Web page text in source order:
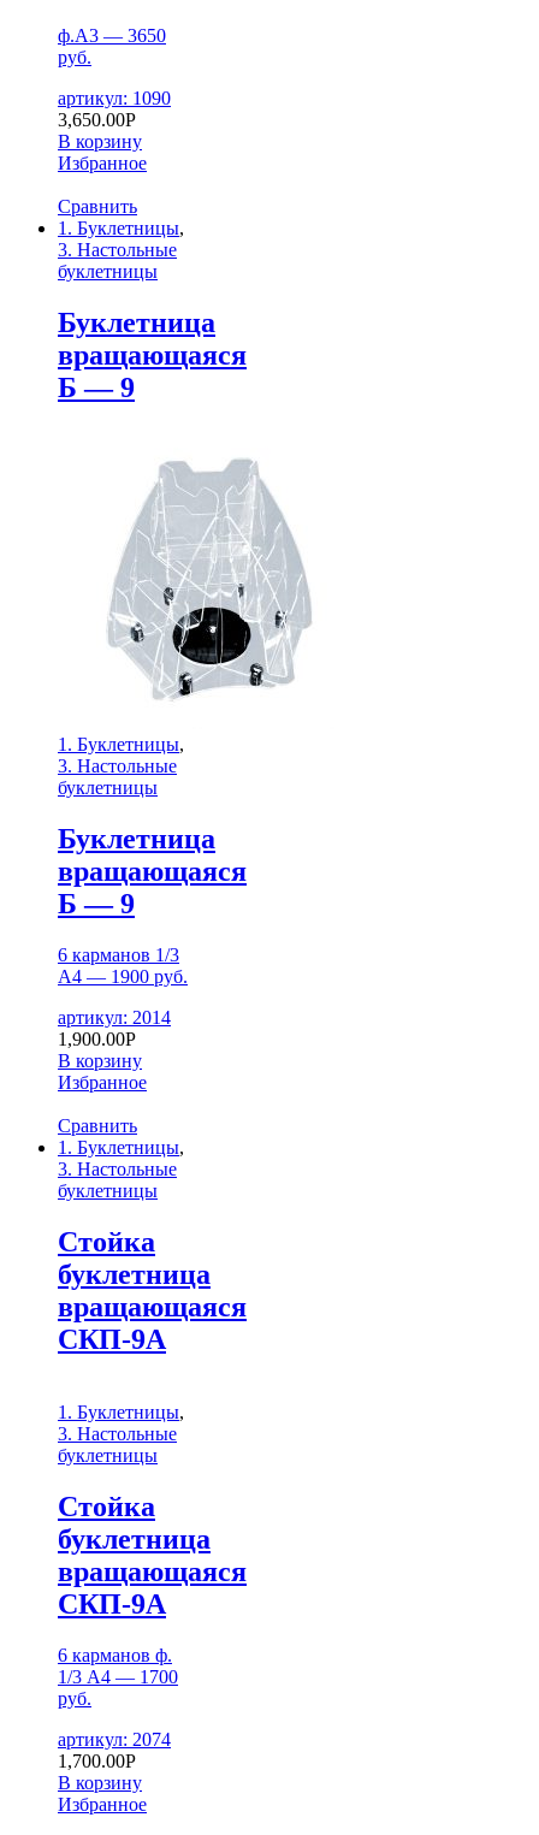
ф.А3 — 3650
руб.
артикул: 1090
3,650.00Р
В корзину
Избранное
Сравнить
1. Буклетницы,
3. Настольные
буклетницы
Буклетница
вращающаяся
Б — 9
1. Буклетницы,
3. Настольные
буклетницы
Буклетница
вращающаяся
Б — 9
6 карманов 1/3
А4 — 1900 руб.
артикул: 2014
1,900.00Р
В корзину
Избранное
Сравнить
1. Буклетницы,
3. Настольные
буклетницы
Стойка
буклетница
вращающаяся
СКП-9A
1. Буклетницы,
3. Настольные
буклетницы
Стойка
буклетница
вращающаяся
СКП-9A
6 карманов ф.
1/3 А4 — 1700
руб.
артикул: 2074
1,700.00Р
В корзину
Избранное